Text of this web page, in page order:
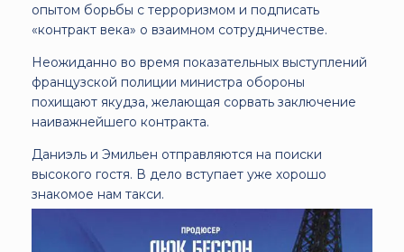
опытом борьбы с терроризмом и подписать
«контракт века» о взаимном сотрудничестве.
Неожиданно во время показательных выступлений
французской полиции министра обороны
похищают якудза, желающая сорвать заключение
наиважнейшего контракта.
Даниэль и Эмильен отправляются на поиски
высокого гостя. В дело вступает уже хорошо
знакомое нам такси.